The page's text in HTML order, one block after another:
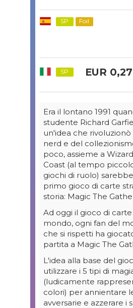
SP Foil
SP EUR 0,27
Era il lontano 1991
studente Richard
un'idea che
nerd e del
poco, assieme a
Coast (al tempo
giochi di ruolo)
primo gioco di carte
storia: Magic The
Ad oggi il gioco di
mondo, ogni fan del
che si rispetti ha
partita a Magic The
L'idea alla base del
utilizzare i 5 tipi di
(ludicamente
colori) per annientare
avversarie e azzerare i